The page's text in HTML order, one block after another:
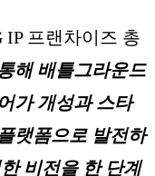
IP 프랜차이즈 총
해 배틀그라운드
가 개성과 스타
랫폼으로 발전하
비전을 한 단계